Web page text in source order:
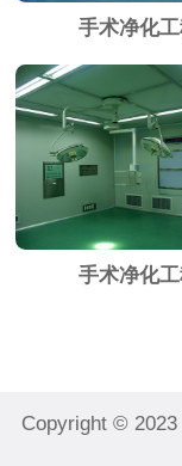
手术净化
手术净化
Copyright ©